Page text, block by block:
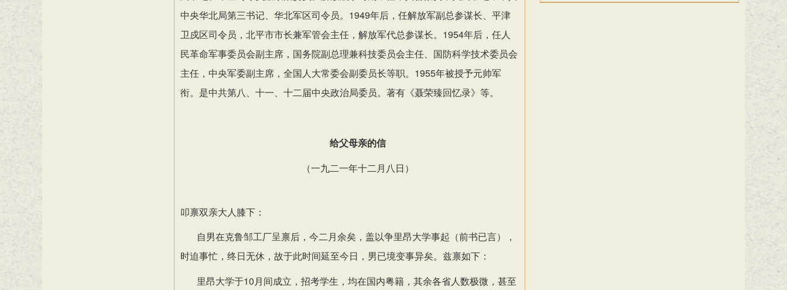
中央华北局第三书记、华北军区司令员。 1949年后，任解放军副总参谋长、平津
卫戍区司令员，北平市市长兼军管会主任，解放军代总参谋长。1954年后，任人
民革命军事委员会副主席，国务院副总理兼科技委员会主任
国防科学技术委员会
主任，中央军委副主席，全国人大常委会副委员长等职。 1955年被授予元帅军
衔。是中共第八、十一、十二届中央政治局委员。著有《聂荣臻回忆录》 等。
给父母亲的信
（一九二一年十二月八日）
叩禀双亲大人膝下：
自男在克鲁邹工厂呈禀后，今二月余矣，盖以争里昂大学事起（前书已言），
时迫事忙，终日无休，故于此时间延至今日，男已境变事异矣。兹禀如下：
里昂大学于10月间成立，招考学生，均在国内粤籍，其余各省人数极微，甚至